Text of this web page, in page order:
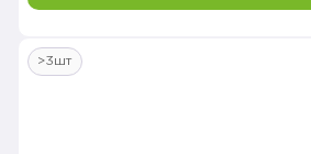
>3шт